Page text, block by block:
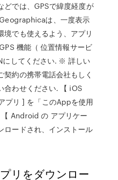
どでは、GPSで緯度経度が
は、一度表示
境でも使えるよう、アプリ
機能（ 位置情報サービ
にしてください. ※ 詳しい
約の携帯電話会社もしく
合わせください. 【 iOS
プリ ] を「このAppを使用
Android の アプリケー
ロードされ、インストール
リをダウンロー